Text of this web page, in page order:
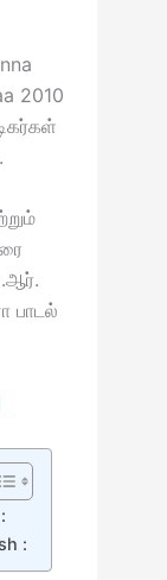
2010
பாடல்
: